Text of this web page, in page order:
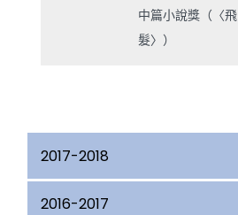
中篇小說獎（〈飛
髮〉）
2017-2018
2016-2017